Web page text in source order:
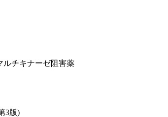
ルチキナーゼ阻害薬
3版)